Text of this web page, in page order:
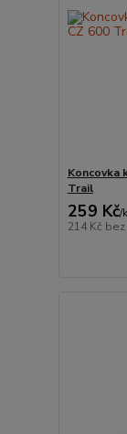
Koncovka
Trail
259 Kč/
214 Kč bez